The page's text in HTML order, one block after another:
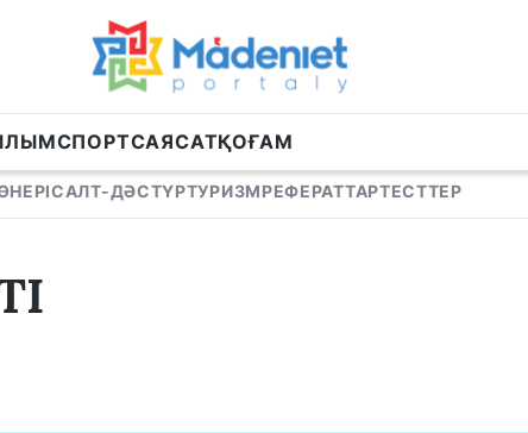
СПОРТСАЯСАТҚОҒАМ
САЛТ-ДӘСТҮРТУРИЗМРЕФЕРАТТАРТЕСТТЕР